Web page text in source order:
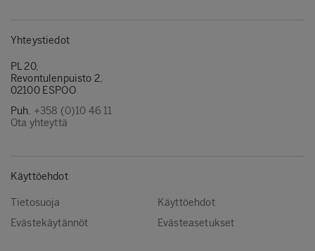
Yhteystiedot
PL 20,
Revontulenpuisto 2,
02100 ESPOO
Puh. +358 (0)10 46 11
Ota yhteyttä
Käyttöehdot
Tietosuoja
Käyttöehdot
Evästekäytännöt
Evästeasetukset